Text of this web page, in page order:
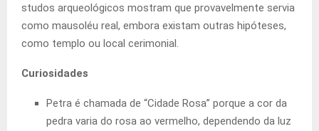
studos arqueológicos mostram que provavelmente servia
como mausoléu real, embora existam outras hipóteses,
como templo ou local cerimonial.
Curiosidades
Petra é chamada de “Cidade Rosa” porque a cor da
pedra varia do rosa ao vermelho, dependendo da luz